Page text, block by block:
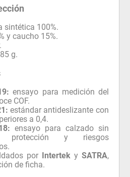
sintética 100%.
y caucho 15%.
g.
ensayo para medición del
COF.
estándar antideslizante con
a 0,4.
ensayo para calzado sin
protección y riesgos
por Interteky SATRA,
de ficha.